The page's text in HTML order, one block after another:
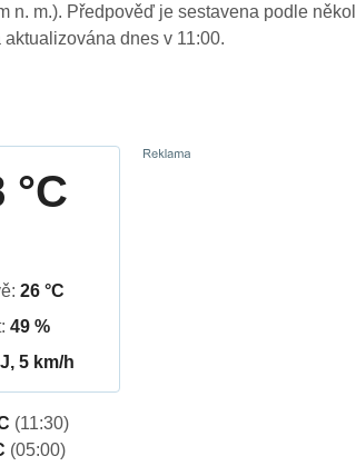
n. m.). Předpověď je sestavena podle
dnes v 11:00.
°C
26 °C
49 %
J, 5 km/h
(11:30)
(05:00)